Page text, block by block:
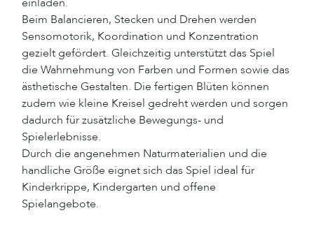
Beim Balancieren, Stecken und Drehen werden
Sensomotorik, Koordination und Konzentration
gezielt gefördert. Gleichzeitig unterstützt das Spiel
die Wahrnehmung von Farben und Formen sowie das
ästhetische Gestalten. Die fertigen Blüten können
zudem wie kleine Kreisel gedreht werden und sorgen
dadurch für zusätzliche Bewegungs- und
Spielerlebnisse.
Durch die angenehmen Naturmaterialien und die
handliche Größe eignet sich das Spiel ideal für
Kinderkrippe, Kindergarten und offene
Spielangebote.